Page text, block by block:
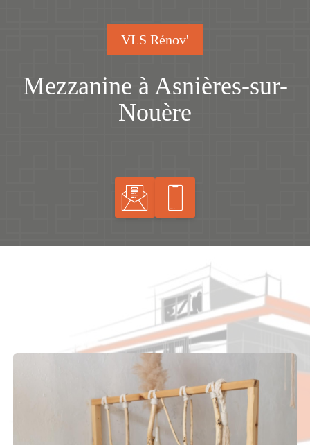
VLS Rénov'
Mezzanine à Asnières-sur-
Nouère